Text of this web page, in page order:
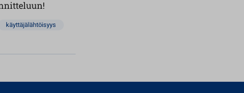
käyttäjälähtöisyys